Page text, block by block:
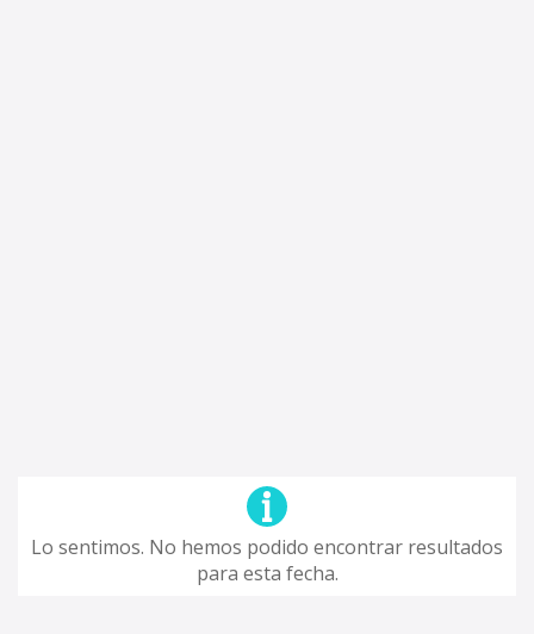
Lo sentimos. No hemos podido encontrar resultados
para esta fecha.